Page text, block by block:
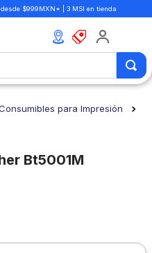
$999MXN* | 3 MSI en tienda
para Impresión
Bt5001M